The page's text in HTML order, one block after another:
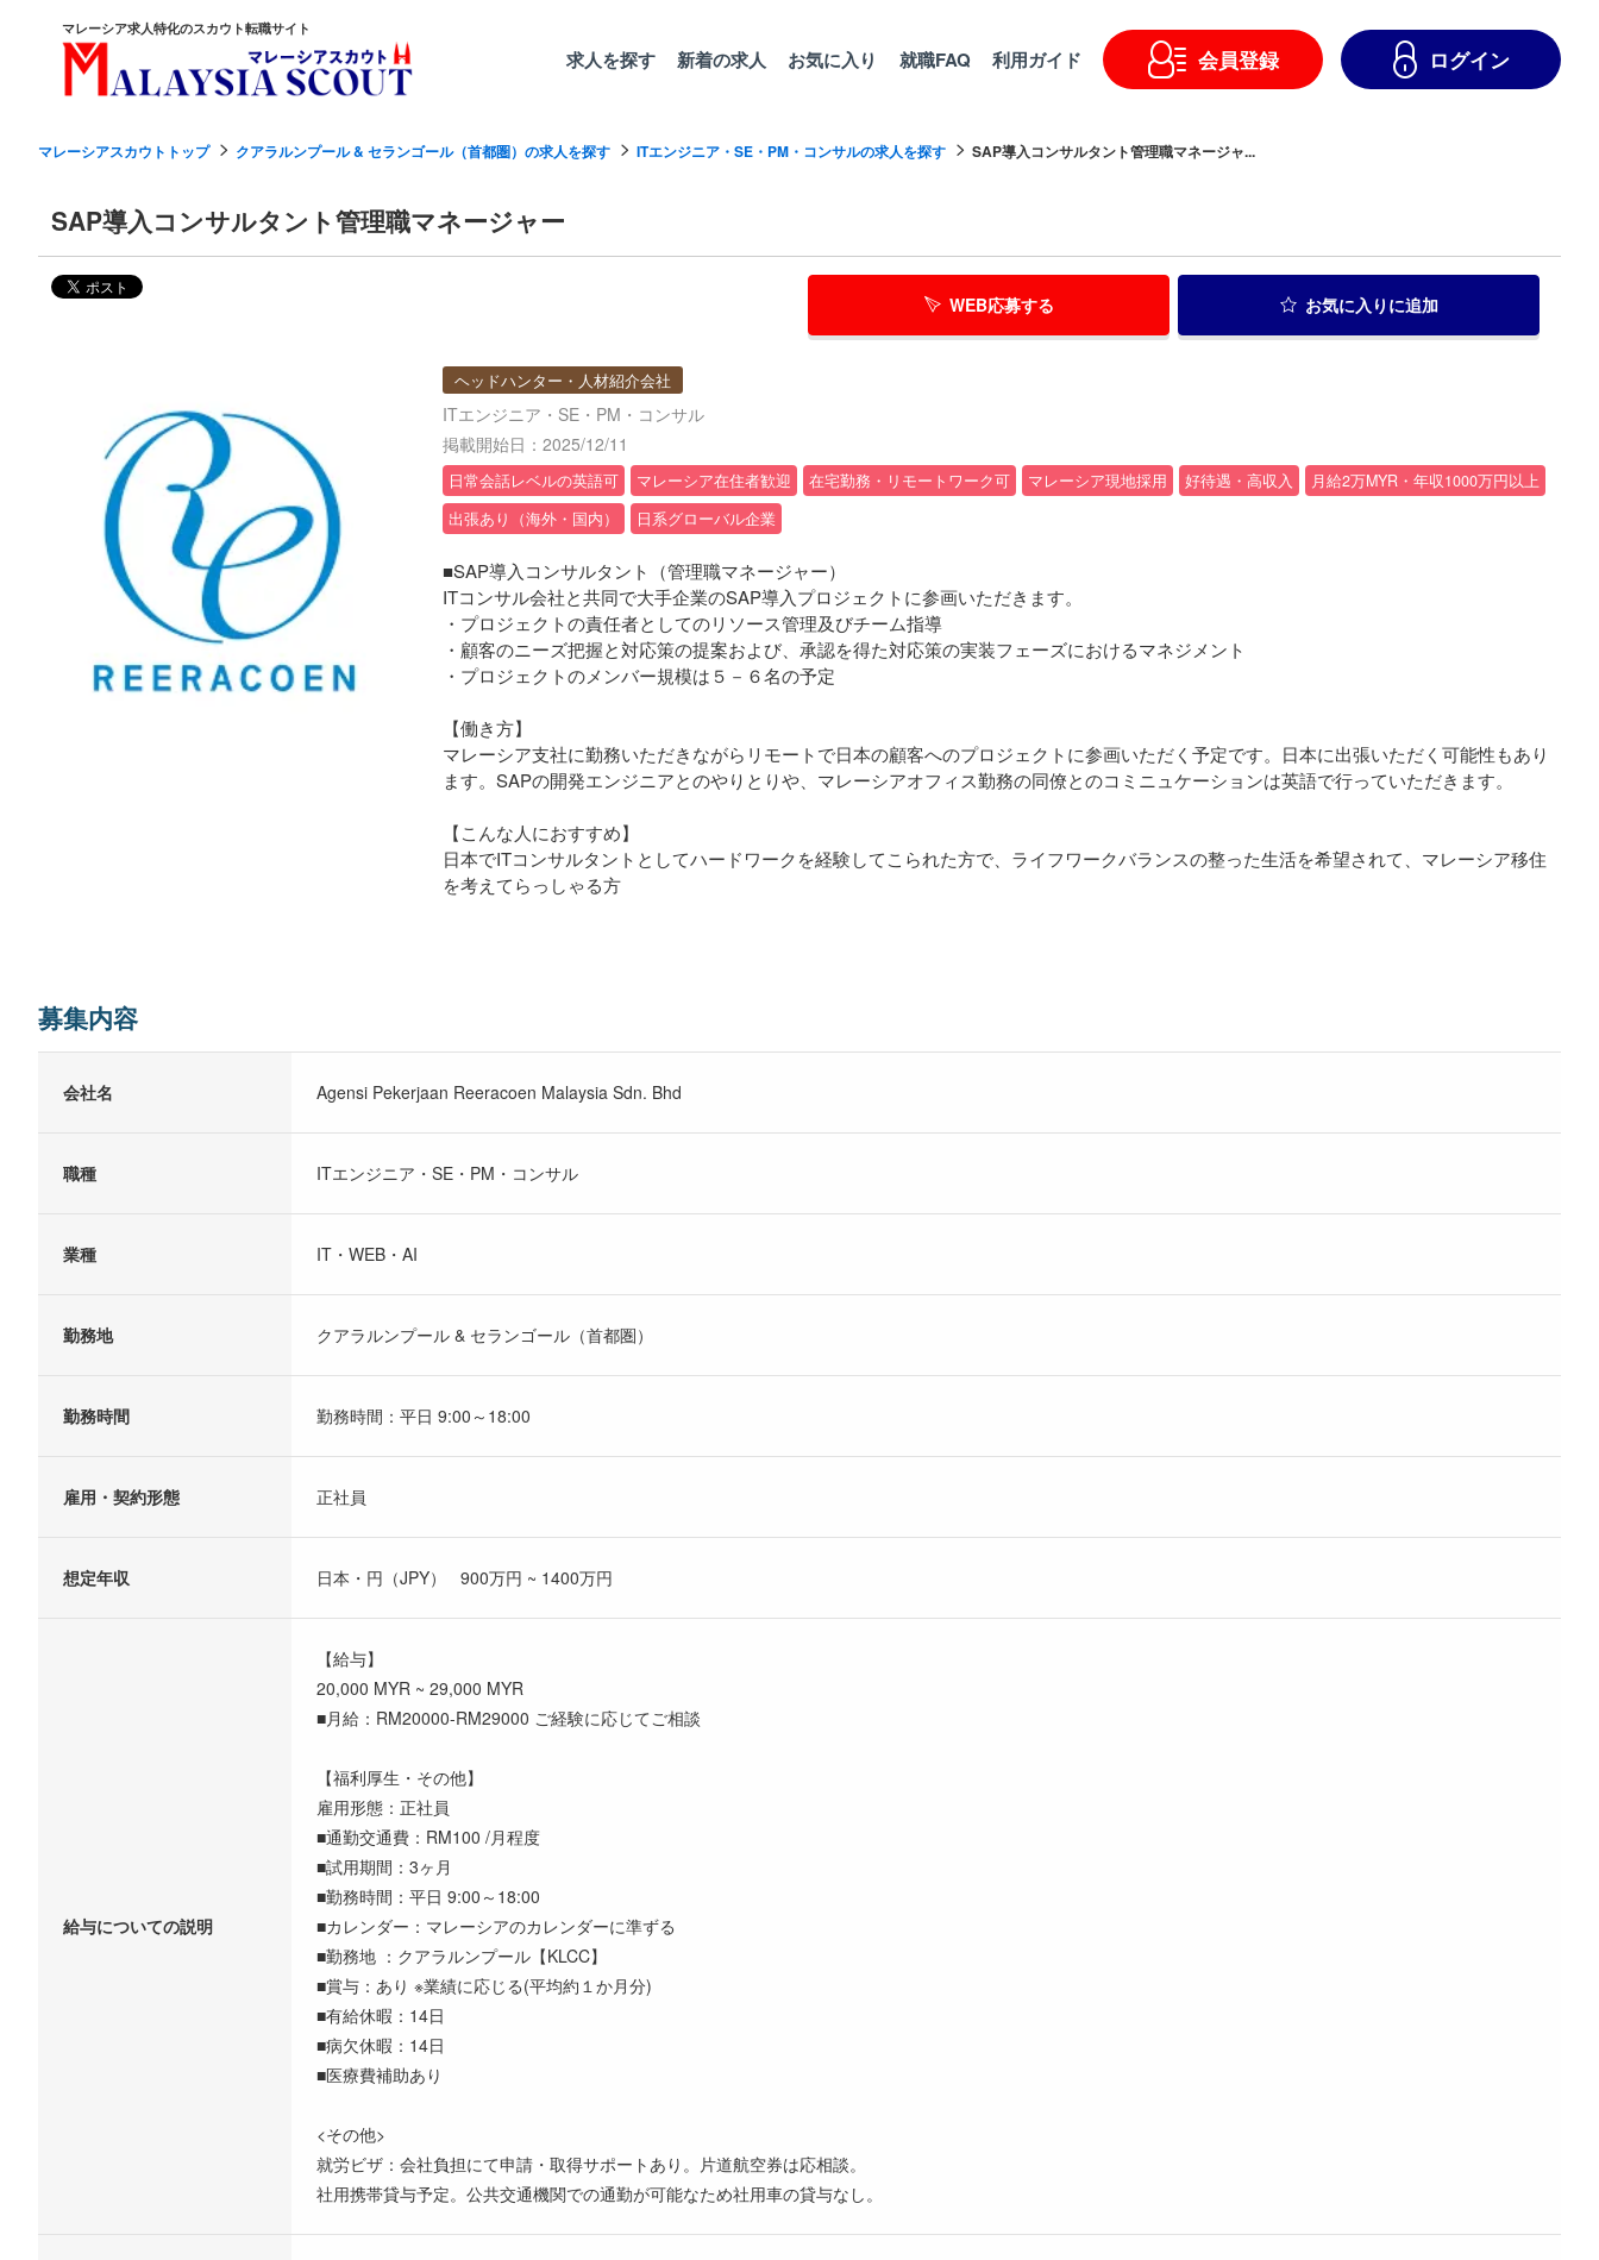
マレーシア求人特化のスカウト転職サイト
求人を探す 新着の求人 お気に入り 就職FAQ 利用ガイド 会員登録 ログイン
マレーシアスカウトトップ クアラルンプール & セランゴール（首都圏）の求人を探す ITエンジニア・SE・PM・コンサルの求人を探す SAP導入コンサルタント管理職マネージャ...
SAP導入コンサルタント管理職マネージャー
WEB応募する お気に入り に追加
ヘッドハンター・人材紹介会社
ITエンジニア・SE・PM・コンサル
掲載開始日：2025/12/11
日常会話レベルの英語可 マレーシア在住者歓迎 在宅勤務・リモートワーク可 マレーシア現地採用 好待遇・高収入
月給2万MYR・年収1000万円以上
出張あり（海外・国内）
日系グローバル企業
■SAP導入コンサルタント（管理職マネージャー）
ITコンサル会社と共同で大手企業のSAP導入プロジェクトに参画いただきます。
・プロジェクトの責任者としてのリソース管理及びチーム指導
・顧客のニーズ把握と対応策の提案および、承認を得た対応策の実装フェーズにおけるマネジメント
・プロジェクトのメンバー規模は５－６名の予定
【働き方】
マレーシア支社に勤務いただきながらリモートで日本の顧客へのプロジェクトに参画いただく予定です。日本に出張いただく可能性もあり
ます。SAPの開発エンジニアとのやりとりや、マレーシアオフィス勤務の同僚とのコミニュケーションは英語で行っていただきます。
【こんな人におすすめ】
日本でITコンサルタントとしてハードワークを経験してこられた方で、ライフワークバランスの整った生活を希望されて、マレーシア移住
を考えてらっしゃる方
募集内容
会社名 Agensi Pekerjaan Reeracoen Malaysia Sdn. Bhd
職種 ITエンジニア・SE・PM・コンサル
業種 IT・WEB・AI
勤務地 クアラルンプール & セランゴール（首都圏）
勤務時間 勤務時間：平日 9:00～18:00
雇用・契約形態 正社員
想定年収 日本・円（JPY） 900万円 ~ 1400万円
給与についての説明
【給与】
20,000 MYR ~ 29,000 MYR
■月給：RM20000-RM29000 ご経験に応じてご相談
【福利厚生・その他】
雇用形態：正社員
■通勤交通費：RM100 /月程度
■試用期間：3ヶ月
■勤務時間：平日 9:00～18:00
■カレンダー：マレーシアのカレンダーに準ずる
■勤務地 ：クアラルンプール【KLCC】
■賞与：あり ※業績に応じる(平均約１か月分)
■有給休暇：14日
■病欠休暇：14日
■医療費補助あり
<その他>
就労ビザ：会社負担にて申請・取得サポートあり。片道航空券は応相談。
社用携帯貸与予定。公共交通機関での通勤が可能なため社用車の貸与なし。